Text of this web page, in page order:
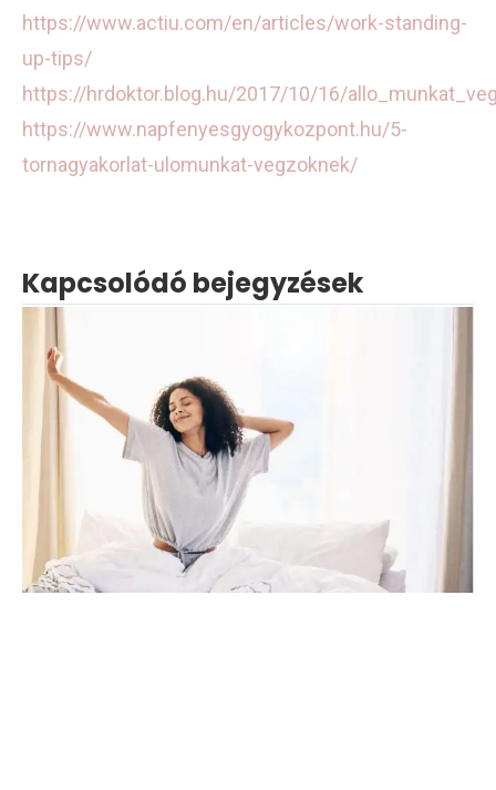
https://www.actiu.com/en/articles/work-standing-
up-tips/
https://hrdoktor.blog.hu/2017/10/16/
https://www.napfenyesgyogykozpont.hu/5-
tornagyakorlat-ulomunkat-vegzoknek/
Kapcsolódó bejegyzések